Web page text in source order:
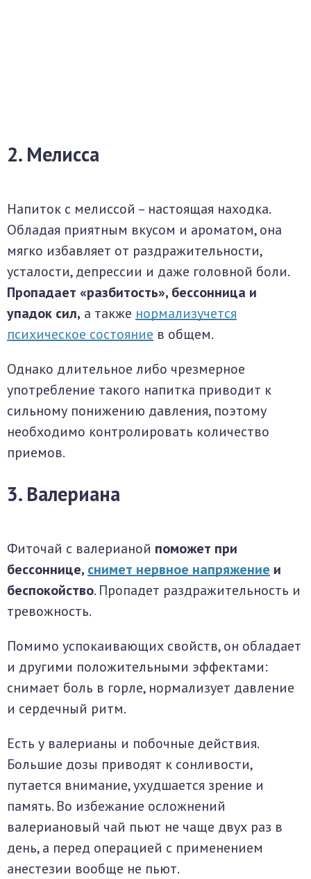
2. Мелисса
Напиток с мелиссой – настоящая находка.
Обладая приятным вкусом и ароматом, она
мягко избавляет от раздражительности,
усталости, депрессии и даже головной боли.
Пропадает «разбитость», бессонница и
упадок сил, а также нормализучется
психическое состояние в общем.
Однако длительное либо чрезмерное
употребление такого напитка приводит к
сильному понижению давления, поэтому
необходимо контролировать количество
приемов.
3. Валериана
Фиточай с валерианой поможет при
бессоннице, снимет нервное напряжение и
беспокойство. Пропадет раздражительность и
тревожность.
Помимо успокаивающих свойств, он обладает
и другими положительными эффектами:
снимает боль в горле, нормализует давление
и сердечный ритм.
Есть у валерианы и побочные действия.
Большие дозы приводят к сонливости,
путается внимание, ухудшается зрение и
память. Во избежание осложнений
валериановый чай пьют не чаще двух раз в
день, а перед операцией с применением
анестезии вообще не пьют.